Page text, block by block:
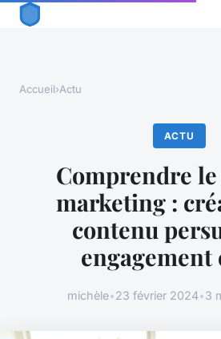
Accueil›Actu
ACTU
Comprendre
marketing :
contenu
michèle•23 février 2024•3